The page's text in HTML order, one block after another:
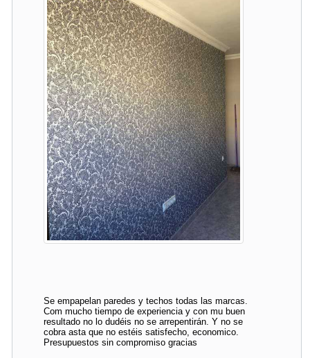
Se empapelan paredes y techos todas las marcas.
Com mucho tiempo de experiencia y con mu buen
resultado no lo dudéis no se arrepentirán. Y no se
cobra asta que no estéis satisfecho, economico.
Presupuestos sin compromiso gracias